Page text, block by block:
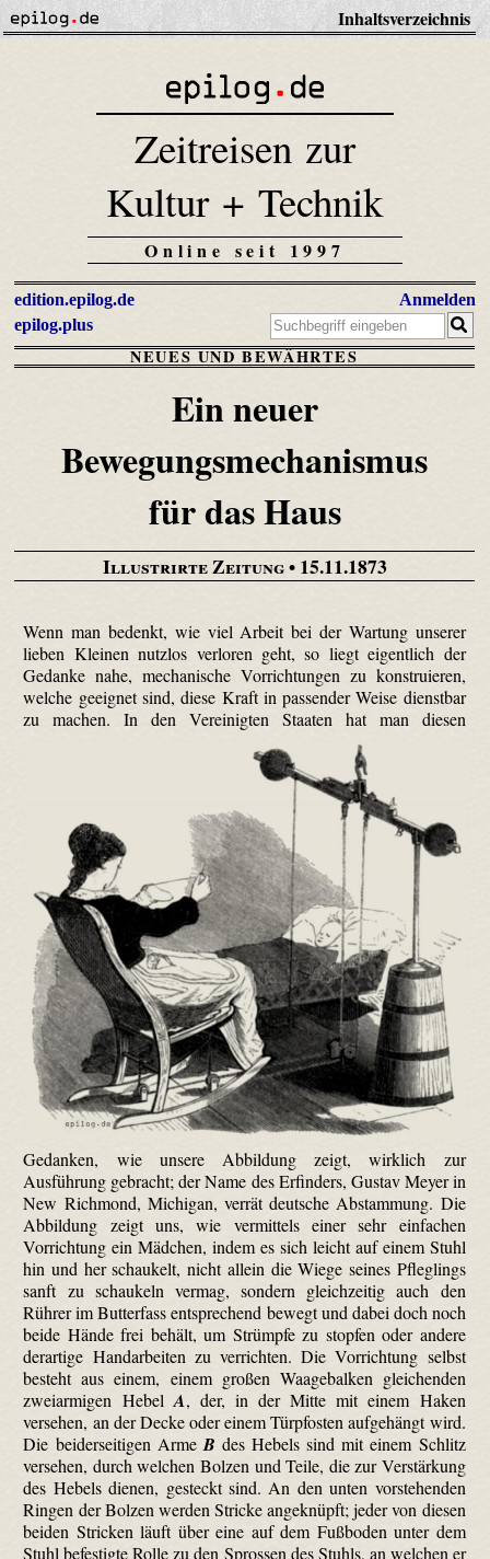
Inhaltsverzeichnis
Zeitreisen zur
Kultur + Technik
Online seit 1997
edition.epilog.de
epilog.plus
Anmelden
NEUES UND BEWÄHRTES
Ein neuer
Bewegungsmechanismus
für das Haus
Illustrirte Zeitung• 15.11.1873
Wenn man bedenkt, wie viel Arbeit bei der Wartung unserer
lieben Kleinen nutzlos verloren geht, so liegt eigentlich der
Gedanke nahe, mechanische Vorrichtungen zu konstruieren,
welche geeignet sind, diese Kraft in passender Weise dienstbar
zu machen.In den Vereinigten Staaten hat man diesen
Gedanken, wie unsere Abbildung zeigt, wirklich zur
Ausführung gebracht; der Name des Erfinders, Gustav Meyer in
New Richmond, Michigan, verrät deutsche Abstammung. Die
Abbildung zeigt uns, wie vermittels einer sehr einfachen
Vorrichtung ein Mädchen, indem es sich leicht auf einem Stuhl
hin und her schaukelt, nicht allein die Wiege seines Pfleglings
sanft zu schaukeln vermag, sondern gleichzeitig auch den
Rührer im Butterfass entsprechend bewegt und dabei doch noch
beide Hände frei behält, um Strümpfe zu stopfen oder andere
derartige Handarbeiten zu verrichten. Die Vorrichtung selbst
besteht aus einem, einem großen Waagebalken gleichenden
zweiarmigen HebelA, der, in der Mitte mit einem Haken
versehen, an der Decke oder einem Türpfosten aufgehängt wird.
Die beiderseitigen ArmeB des Hebels sind mit einem Schlitz
versehen, durch welchen Bolzen und Teile, die zur Verstärkung
des Hebels dienen, gesteckt sind. An den unten vorstehenden
Ringen der Bolzen werden Stricke angeknüpft; jeder von diesen
beiden Stricken läuft über eine auf dem Fußboden unter dem
Stuhl befestigte Rolle zu den Sprossen des Stuhls, an welchen er